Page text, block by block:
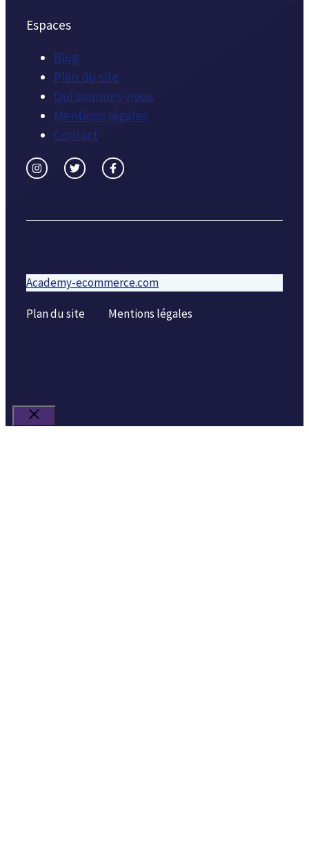
Espaces
Blog
Plan du site
Qui sommes-nous
Mentions légales
Contact
Academy-ecommerce.com
Plan du site Mentions légales
Fermer